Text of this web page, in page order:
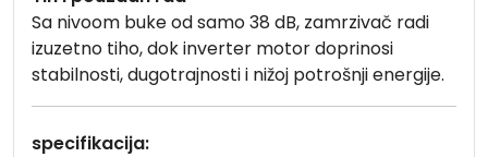
Sa nivoom buke od samo 38 dB, zamrzivač radi
izuzetno tiho, dok inverter motor doprinosi
stabilnosti, dugotrajnosti i nižoj potrošnji energije.
specifikacija: